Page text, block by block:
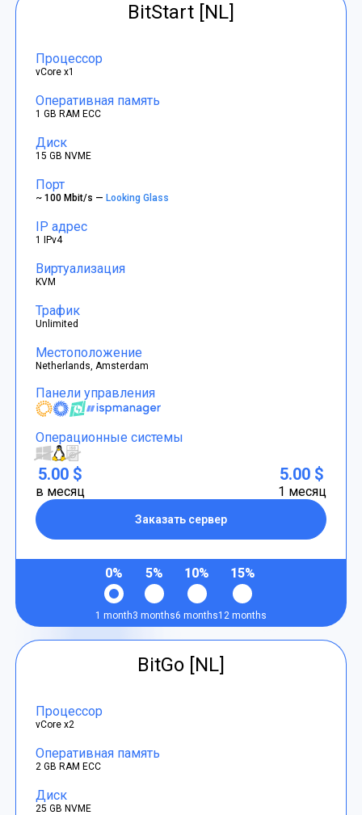
BitStart [NL]
Процессор
vCore x1
Оперативная память
1 GB RAM ECC
Диск
15 GB NVME
Порт
~ 100 Mbit/s —Looking Glass
IP адрес
1 IPv4
Виртуализация
KVM
Трафик
Unlimited
Местоположение
Netherlands, Amsterdam
Панели управления
Операционные системы
5.00 $
в месяц
Заказать сервер
5.00 $
1 месяц
0%
1 month
5%
3 months
10%
6 months
15%
12 months
BitGo [NL]
Процессор
vCore x2
Оперативная память
2 GB RAM ECC
Диск
25 GB NVME